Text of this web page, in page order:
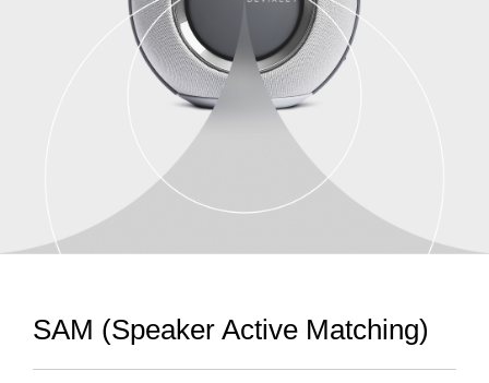
SAM (Speaker Active Matching)